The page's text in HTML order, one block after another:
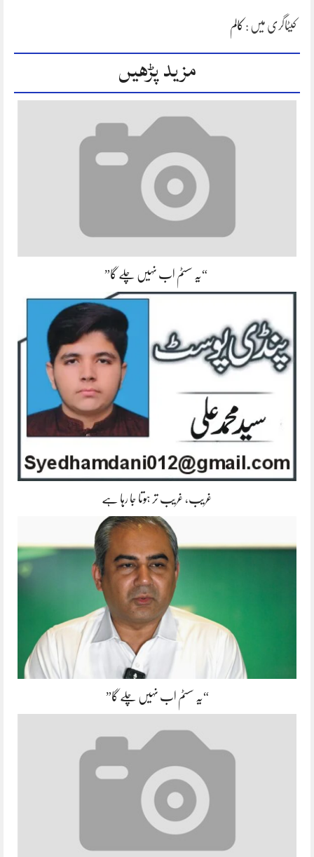
کیٹاگری میں : کالم
مزید پڑھیں
“یہ سسٹم اب نہیں چلے گا”
غریب، غریب تر ہوتا جا رہا ہے
“یہ سسٹم اب نہیں چلے گا”